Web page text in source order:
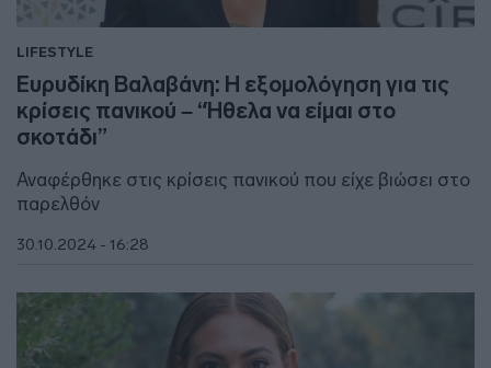
LIFESTYLE
Ευρυδίκη Βαλαβάνη: Η εξομολόγηση για τις
κρίσεις πανικού – “Ήθελα να είμαι στο
σκοτάδι”
Αναφέρθηκε στις κρίσεις πανικού που είχε βιώσει στο
παρελθόν
30.10.2024 - 16:28